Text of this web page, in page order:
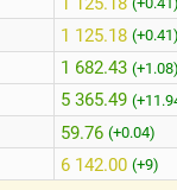
1 125.18
1 682.43
5 365.49
59.76 (+0.04)
6 142.00 (+9)